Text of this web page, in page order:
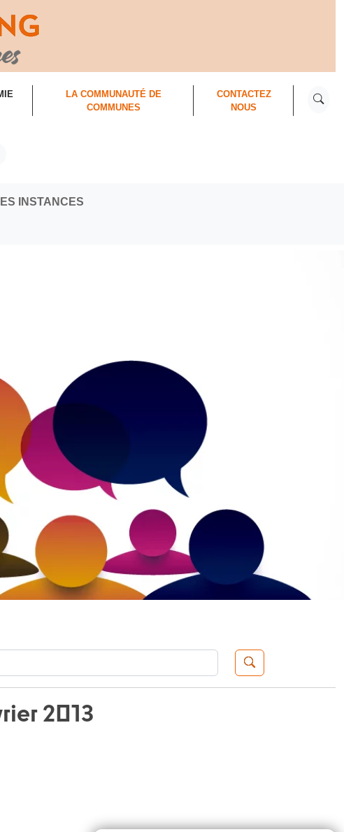
LA COMMUNAUTÉ DE
COMMUNES
CONTACTEZ
NOUS
INSTANCES
Recherche de:
2013